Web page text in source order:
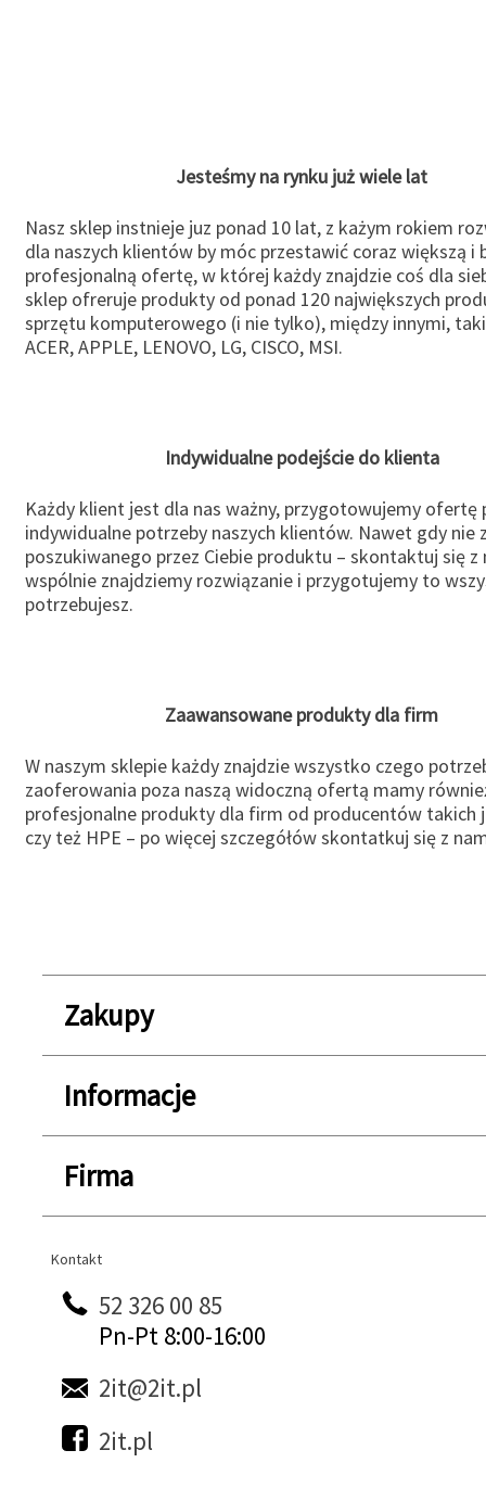
Jesteśmy na rynku już wiele lat
Nasz sklep instnieje juz ponad 10 lat, z każym rokiem
dla naszych klientów by móc przestawić coraz większą i
profesjonalną ofertę, w której każdy znajdzie coś dla
sklep ofreruje produkty od ponad 120 największych
sprzętu komputerowego (i nie tylko), między innymi,
ACER, APPLE, LENOVO, LG, CISCO, MSI.
Indywidualne podejście do klienta
Każdy klient jest dla nas ważny, przygotowujemy ofertę
indywidualne potrzeby naszych klientów. Nawet gdy nie
poszukiwanego przez Ciebie produktu – skontaktuj się z
wspólnie znajdziemy rozwiązanie i przygotujemy to
potrzebujesz.
Zaawansowane produkty dla firm
W naszym sklepie każdy znajdzie wszystko czego
zaoferowania poza naszą widoczną ofertą mamy
profesjonalne produkty dla firm od producentów takich
czy też HPE – po więcej szczegółów skontatkuj się z
Zakupy
Informacje
Firma
Kontakt
Kontakt
52 326 00 85
Pn-Pt 8:00-16:00
2it@2it.pl
2it.pl